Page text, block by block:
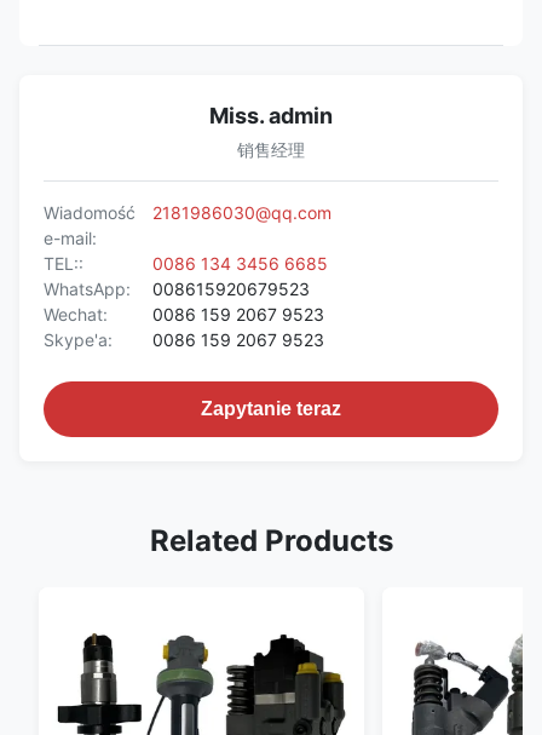
Miss. admin
销售经理
Wiadomość
e-mail:
2181986030@qq.com
TEL::
0086 134 3456 6685
WhatsApp:
008615920679523
Wechat:
0086 159 2067 9523
Skype'a:
0086 159 2067 9523
Zapytanie teraz
Related Products